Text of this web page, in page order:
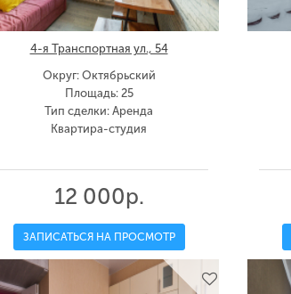
4-я Транспортная ул., 54
Округ: Октябрьский
Площадь: 25
Тип сделки: Аренда
Квартира-студия
12 000р.
ЗАПИСАТЬСЯ НА ПРОСМОТР